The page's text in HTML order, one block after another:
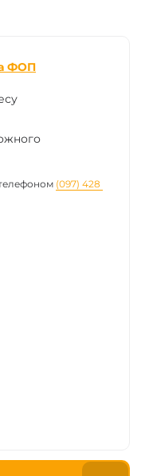
ФОП
(097) 428